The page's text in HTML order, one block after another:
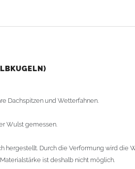
Dachspitzen und Wetterfahnen.
Wulst gemessen.
hergestellt. Durch die Verformung wird die
ist deshalb nicht möglich.